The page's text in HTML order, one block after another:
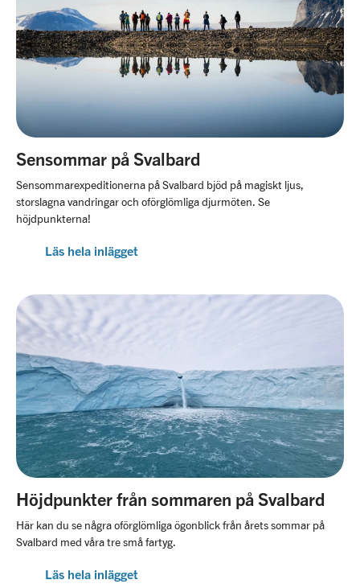
Sensommar på Svalbard
Sensommarexpeditionerna på Svalbard bjöd på magiskt ljus,
storslagna vandringar och oförglömliga djurmöten. Se
höjdpunkterna!
Läs hela inlägget
Höjdpunkter från sommaren på Svalbard
Här kan du se några oförglömliga ögonblick från årets sommar på
Svalbard med våra tre små fartyg.
Läs hela inlägget